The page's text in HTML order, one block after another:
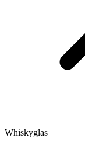
Whiskyglas